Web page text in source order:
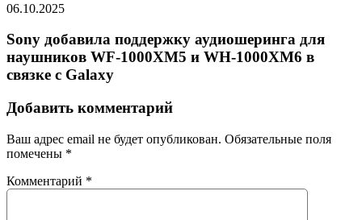
06.10.2025
Sony добавила поддержку аудиошеринга для
наушников WF-1000XM5 и WH-1000XM6 в
связке с Galaxy
Добавить комментарий
Ваш адрес email не будет опубликован. Обязательные поля
помечены *
Комментарий *